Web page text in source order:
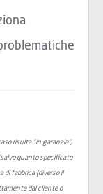
risulta "in garanzia",
quanto specificato
di fabbrica (diverso il
dal cliente o